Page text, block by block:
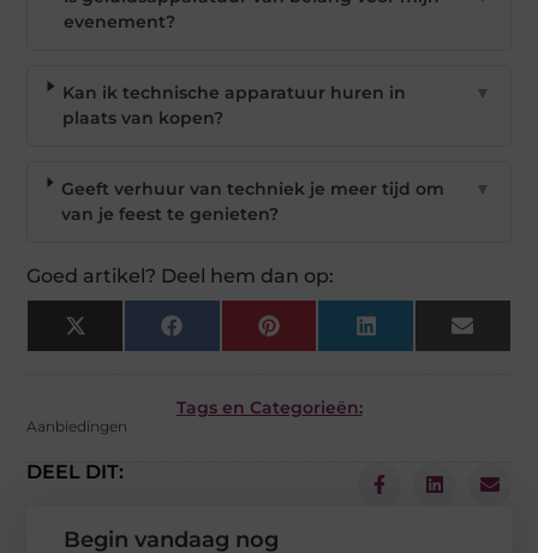
evenement?
Kan ik technische apparatuur huren in
plaats van kopen?
▼
Geeft verhuur van techniek je meer tijd om
van je feest te genieten?
▼
Goed artikel? Deel hem dan op:
X
(Twitter)
Facebook Pinterest LinkedIn Email
Tags en Categorieën:
Aanbiedingen
DEEL DIT:
Begin vandaag nog